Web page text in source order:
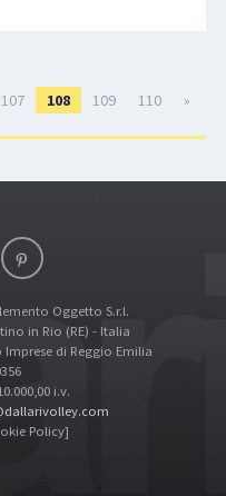
107 108 109 110 »
Oggetto S.r.l.
in Rio (RE) - Italia
Imprese di Reggio Emilia
i.v.
Policy]